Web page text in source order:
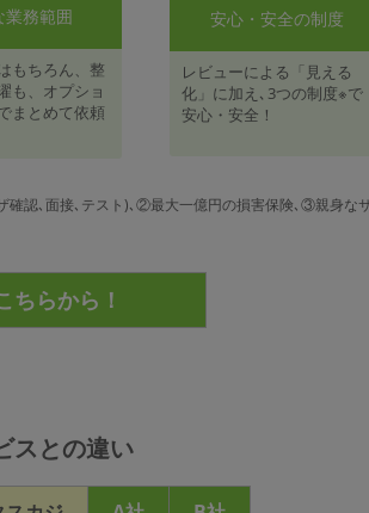
業務範囲
もちろん、整
も、オプショ
まとめて依頼
安心・安全の制度
レビューによる「見える
化」に加え､3つの制度※で
安心・安全！
認､面接､テスト)､②最大一億円の損害保険､③親身な
スとの違い